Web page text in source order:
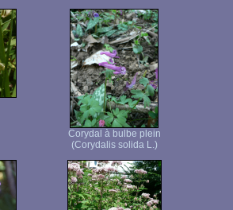
Corydal à bulbe plein
(Corydalis solida L.)